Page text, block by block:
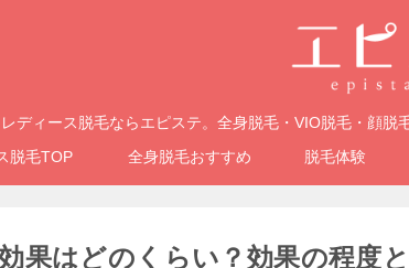
レディース脱毛ならエピステ。全身脱毛・VIO脱毛・顔脱
脱毛TOP
全身脱毛おすすめ 脱毛体験
果はどのくらい？効果の程度